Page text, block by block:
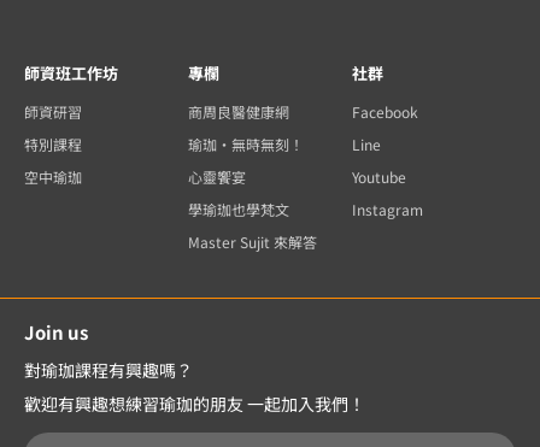
師資班工作坊
師資研習
特別課程
空中瑜珈
專欄
商周良醫健康網
瑜珈・無時無刻！
心靈饗宴
學瑜珈也學梵文
Master Sujit 來解答
社群
Facebook
Line
Youtube
Instagram
Join us
對瑜珈課程有興趣嗎？
歡迎有興趣想練習瑜珈的朋友 一起加入我們！